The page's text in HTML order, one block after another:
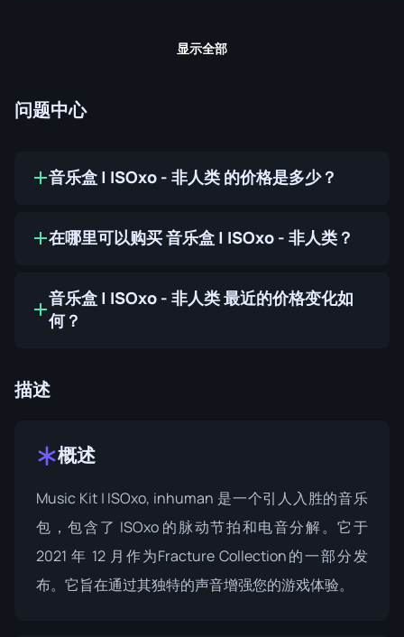
显示全部
问题中心
音乐盒 | ISOxo - 非人类 的价格是多少？
在哪里可以购买 音乐盒 | ISOxo - 非人类？
音乐盒 | ISOxo - 非人类 最近的价格变化如
何？
描述
概述
Music Kit | ISOxo, inhuman 是一个引人入胜的音乐
包，包含了 ISOxo 的脉动节拍和电音分解。它于
2021 年 12 月作为Fracture Collection的一部分发
布。它旨在通过其独特的声音增强您的游戏体验。